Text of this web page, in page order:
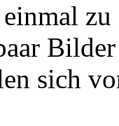
sich